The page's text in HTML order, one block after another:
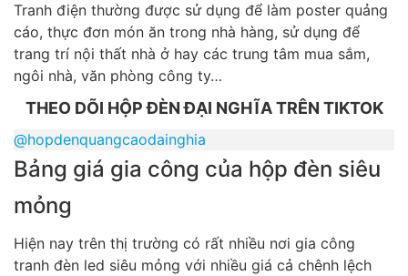
Tranh điện thường được sử dụng để làm poster quảng
cáo, thực đơn món ăn trong nhà hàng, sử dụng để
trang trí nội thất nhà ở hay các trung tâm mua sắm,
ngôi nhà, văn phòng công ty…
THEO DÕI HỘP ĐÈN ĐẠI NGHĨA TRÊN TIKTOK
@hopdenquangcaodainghia
Bảng giá gia công của hộp đèn siêu
mỏng
Hiện nay trên thị trường có rất nhiều nơi gia công
tranh đèn led siêu mỏng với nhiều giá cả chênh lệch